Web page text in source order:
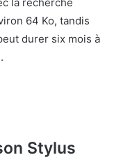
64 Ko, tandis
durer six mois à
Stylus